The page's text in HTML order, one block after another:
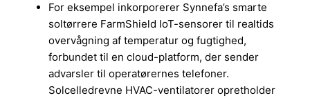
For eksempel inkorporerer Synnefa’s smarte
soltørrere FarmShield IoT-sensorer til realtids
overvågning af temperatur og fugtighed,
forbundet til en cloud-platform, der sender
advarsler til operatørernes telefoner.
Solcelledrevne HVAC-ventilatorer opretholder